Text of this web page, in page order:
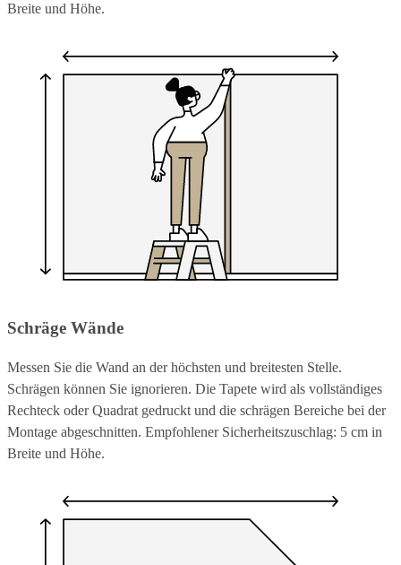
Breite und Höhe.
Schräge Wände
Messen Sie die Wand an der höchsten und breitesten Stelle.
Schrägen können Sie ignorieren. Die Tapete wird als vollständiges
Rechteck oder Quadrat gedruckt und die schrägen Bereiche bei der
Montage abgeschnitten. Empfohlener Sicherheitszuschlag: 5 cm in
Breite und Höhe.